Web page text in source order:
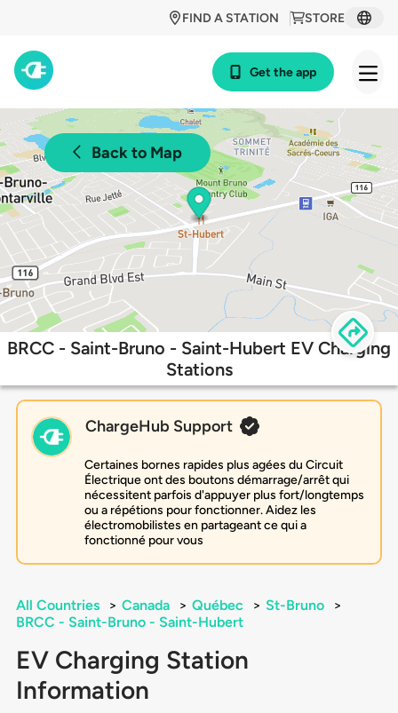
STORE
FIND A STATION
Get the app
Back to Map
BRCC - Saint-Bruno - Saint-Hubert EV Charging
Stations
ChargeHub Support
Certaines bornes rapides plus agées du Circuit
Électrique ont des boutons démarrage/arrêt qui
nécessitent parfois d'appuyer plus fort/longtemps
ou a répétions pour fonctionner. Aidez les
électromobilistes en partageant ce qui a
fonctionné pour vous
All Countries > Canada > Québec > St-Bruno
>
BRCC - Saint-Bruno - Saint-Hubert
EV Charging Station
Information